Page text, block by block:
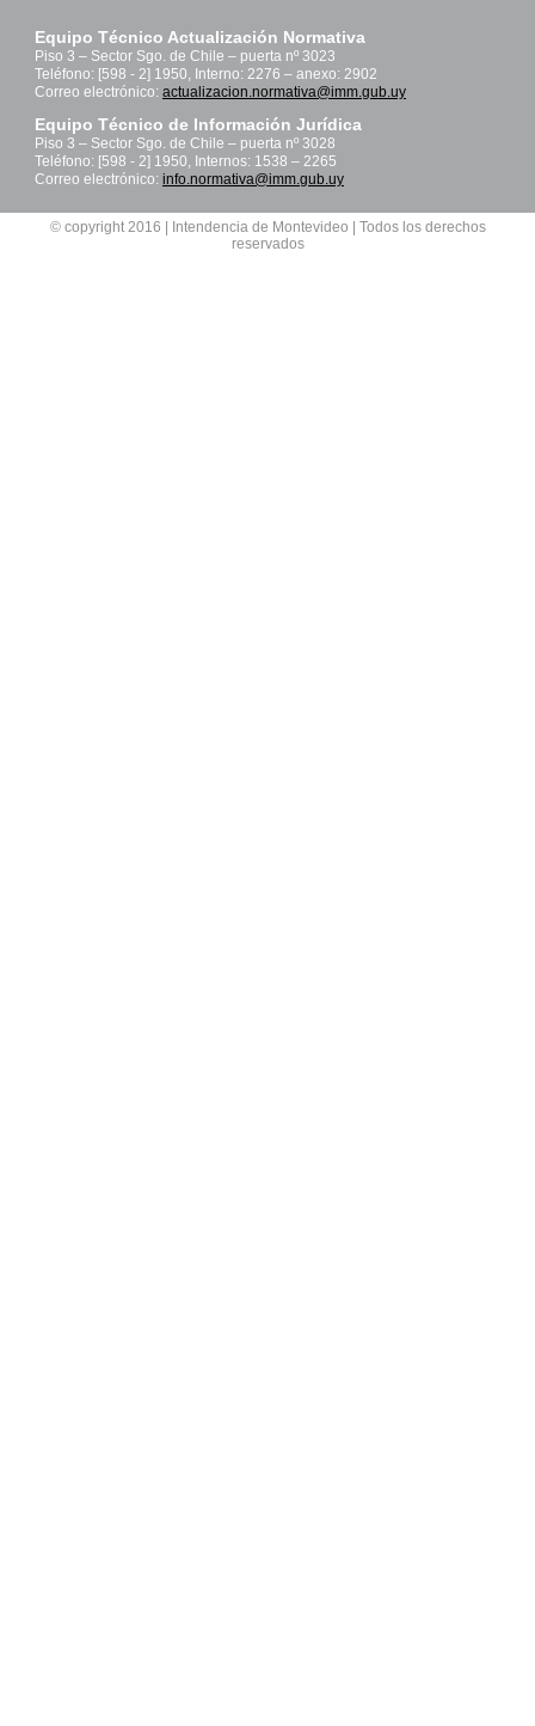
Equipo Técnico Actualización Normativa
Piso 3 – Sector Sgo. de Chile – puerta nº 3023
Teléfono: [598 - 2] 1950, Interno: 2276 – anexo: 2902
Correo electrónico: actualizacion.normativa@imm.gub.uy
Equipo Técnico de Información Jurídica
Piso 3 – Sector Sgo. de Chile – puerta nº 3028
Teléfono: [598 - 2] 1950, Internos: 1538 – 2265
Correo electrónico: info.normativa@imm.gub.uy
© copyright 2016 | Intendencia de Montevideo | Todos los derechos
reservados